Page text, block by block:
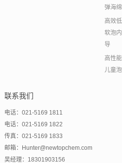
弹海
高效
软泡
导
高性
儿童
联系我们
电话：021-5169 1811
电话：021-5169 1822
传真：021-5169 1833
邮箱：Hunter@newtopchem.com
吴经理：18301903156